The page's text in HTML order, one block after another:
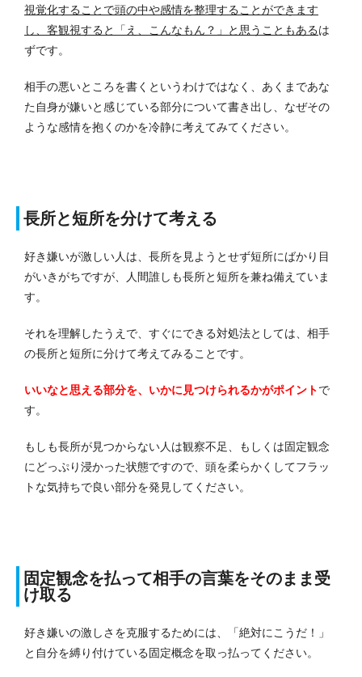
視覚化することで頭の中や感情を整理することができます
し、客観視すると「え、こんなもん？」と思うこともあるは
ずです。
相手の悪いところを書くというわけではなく、あくまであな
た自身が嫌いと感じている部分について書き出し、なぜその
ような感情を抱くのかを冷静に考えてみてください。
長所と短所を分けて考える
好き嫌いが激しい人は、長所を見ようとせず短所にばかり目
がいきがちですが、人間誰しも長所と短所を兼ね備えていま
す。
それを理解したうえで、すぐにできる対処法としては、相手
の長所と短所に分けて考えてみることです。
いいなと思える部分を、いかに見つけられるかがポイントで
す。
もしも長所が見つからない人は観察不足、もしくは固定観念
にどっぷり浸かった状態ですので、頭を柔らかくしてフラッ
トな気持ちで良い部分を発見してください。
固定観念を払って相手の言葉をそのまま受
け取る
好き嫌いの激しさを克服するためには、「絶対にこうだ！」
と自分を縛り付けている固定概念を取っ払ってください。